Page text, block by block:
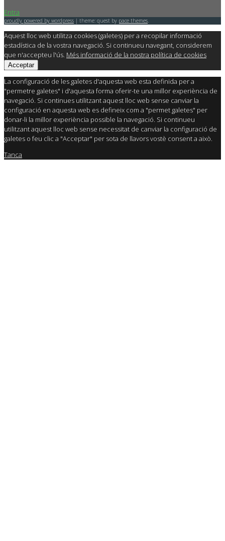
Entra
proudly powered by wordpress | theme: quest by pace themes.
Aquest lloc web utilitza cookies (galetes) per a recopilar informació
estadística de la vostra navegació. Si continueu navegant, considerem
que n'accepteu l'ús. Més informació de la nostra política de cookies
Acceptar
La configuració de les galetes d'aquesta web esta definida per a
"permetre galetes" i d'aquesta forma oferir-te una millor experiència de
navegació. Si continues utilitzant aquest lloc web sense canviar la
configuració en aquesta web es defineix com a "permet galetes" per
donar-li la millor experiència possible la navegació. Si continueu
utilitzant aquest lloc web sense necessitat de canviar la configuració de
galetes o feu clic a "Acceptar" per sota de llavors vostè consent a això.
Tanca